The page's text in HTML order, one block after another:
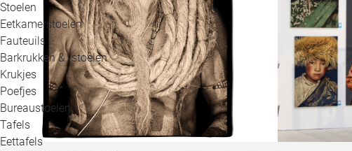
Stoelen
Eetkamerstoelen
Fauteuils
Barkrukken & -stoelen
Krukjes
Poefjes
Bureaustoelen
Tafels
Eettafels